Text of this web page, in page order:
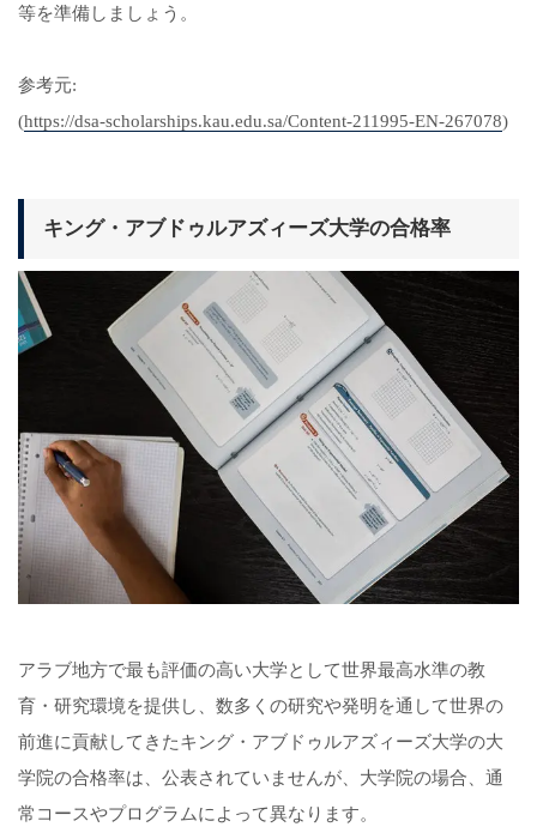
等を準備しましょう。
参考元:
(https://dsa-scholarships.kau.edu.sa/Content-211995-EN-267078)
キング・アブドゥルアズィーズ大学の合格率
アラブ地方で最も評価の高い大学として世界最高水準の教
育・研究環境を提供し、数多くの研究や発明を通して世界の
前進に貢献してきたキング・アブドゥルアズィーズ大学の大
学院の合格率は、公表されていませんが、大学院の場合、通
常コースやプログラムによって異なります。